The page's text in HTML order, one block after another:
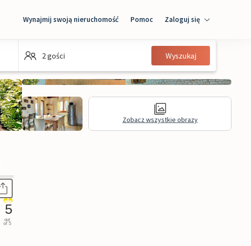
Wynajmij swoją nieruchomość Pomoc Zaloguj się
Zaloguj się
Gość
2 gości Wyszukaj
Zobacz wszystkie obrazy
5
out
of 5